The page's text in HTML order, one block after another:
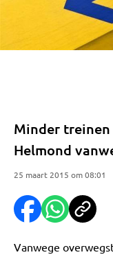
Minder treinen
Helmond
25 maart 2015 om 08:01
Vanwege